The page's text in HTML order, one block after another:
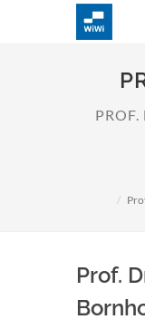
PROF.
Prof.